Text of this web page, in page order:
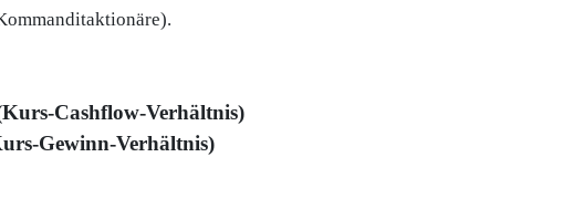
Cashflow-Verhältnis)
Gewinn-Verhältnis)